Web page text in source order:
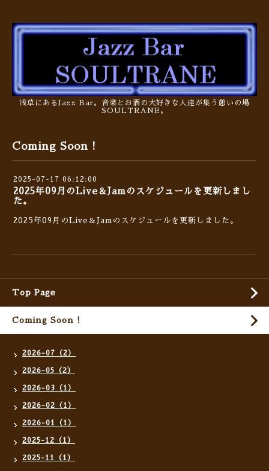
浅草にあるJazz Bar。音楽とお酒の大好きな人達が集う憩いの場
SOULTRANE。
Coming Soon !
2025-07-17 06:12:00
2025年09月のLive＆Jamのスケジュールを更新しまし
た。
2025年09月のLive＆Jamのスケジュールを更新しました。
Top Page
Coming Soon !
2026-07（2）
2026-05（2）
2026-03（1）
2026-02（1）
2026-01（1）
2025-12（1）
2025-11（1）